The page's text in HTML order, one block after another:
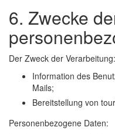
6. Zwecke
Der Zweck der Verarbeitung:
Information des
Mails;
Bereitstellung von
Personenbezogene Daten: